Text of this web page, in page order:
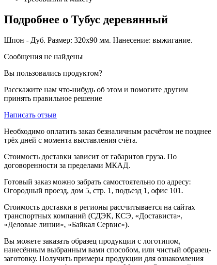
Подробнее о Тубус деревянный
Шпон - Дуб. Размер: 320х90 мм. Нанесение: выжигание.
Сообщения не найдены
Вы пользовались продуктом?
Расскажите нам что-нибудь об этом и помогите другим
принять правильное решение
Написать отзыв
Необходимо оплатить заказ безналичным расчётом не позднее
трёх дней с момента выставления счёта.
Стоимость доставки зависит от габаритов груза. По
договоренности за пределами МКАД.
Готовый заказ можно забрать самостоятельно по адресу:
Огородный проезд, дом 5, стр. 1, подъезд 1, офис 101.
Стоимость доставки в регионы рассчитывается на сайтах
транспортных компаний (СДЭК, КСЭ, «Достависта»,
«Деловые линии», «Байкал Сервис»).
Вы можете заказать образец продукции с логотипом,
нанесённым выбранным вами способом, или чистый образец-
заготовку. Получить примеры продукции для ознакомления